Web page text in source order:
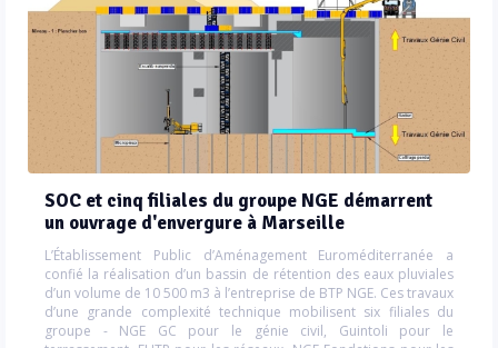
SOC et cinq filiales du groupe NGE démarrent
un ouvrage d'envergure à Marseille
L’Établissement Public d’Aménagement Euroméditerranée a
confié la réalisation d’un bassin de rétention des eaux pluviales
d’un volume de 10 500 m3 à l’entreprise de BTP NGE. Ces travaux
d’une grande complexité technique mobilisent six filiales du
groupe - NGE GC pour le génie civil, Guintoli pour le